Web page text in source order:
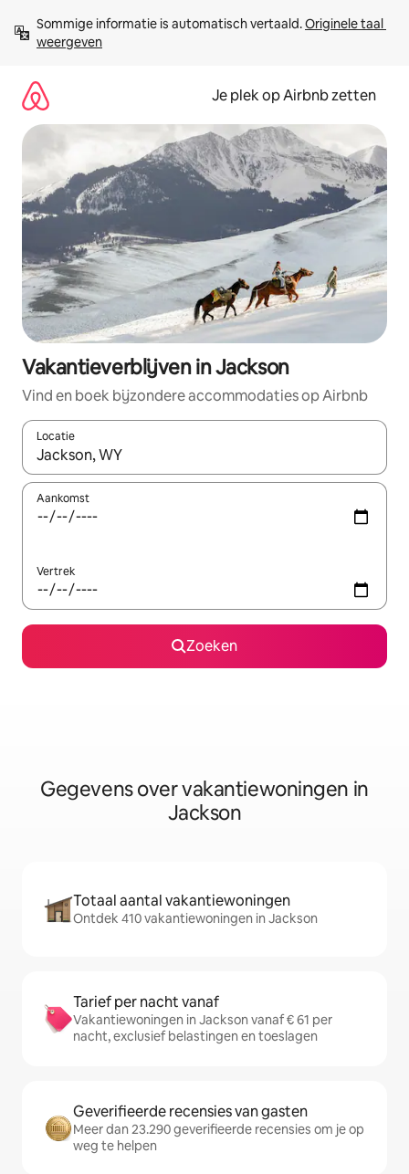
direct
naar
Sommige informatie is automatisch vertaald. Originele taal
weergeven
Je plek op Airbnb zetten
Vakantieverblijven in Jackson
Vind en boek bijzondere accommodaties op Airbnb
Locatie
Wanneer er resultaten beschikbaar zijn, maak je een keuze
Aankomst
Vertrek
Zoeken
Gegevens over vakantiewoningen in
Jackson
Totaal aantal vakantiewoningen
Ontdek 410 vakantiewoningen in Jackson
Tarief per nacht vanaf
Vakantiewoningen in Jackson vanaf € 61 per
nacht, exclusief belastingen en toeslagen
Geverifieerde recensies van gasten
Meer dan 23.290 geverifieerde recensies om je op
weg te helpen